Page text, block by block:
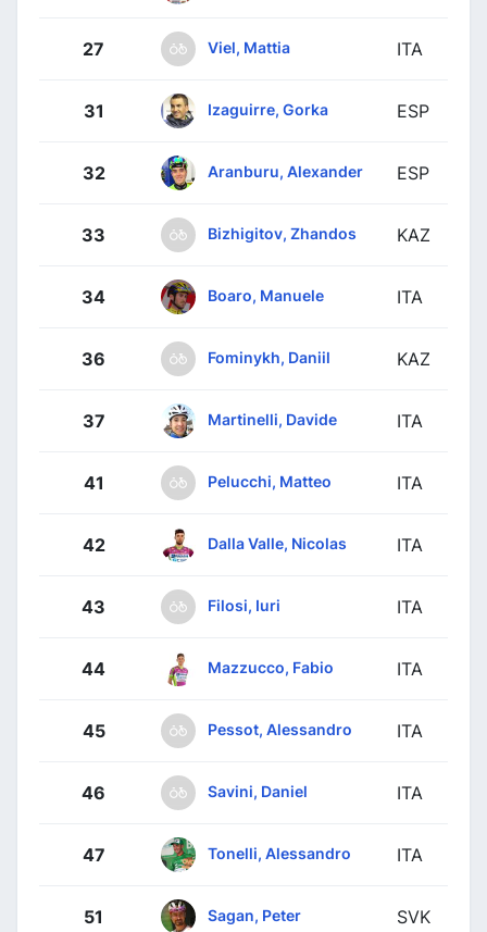
27 Viel, Mattia ITA
31 Izaguirre, Gorka ESP
32 Aranburu, Alexander ESP
33 Bizhigitov, Zhandos KAZ
34 Boaro, Manuele ITA
36 Fominykh, Daniil KAZ
37 Martinelli, Davide ITA
41 Pelucchi, Matteo ITA
42 Dalla Valle, Nicolas ITA
43 Filosi, Iuri ITA
44 Mazzucco, Fabio ITA
45 Pessot, Alessandro ITA
46 Savini, Daniel ITA
47 Tonelli, Alessandro ITA
51 Sagan, Peter SVK